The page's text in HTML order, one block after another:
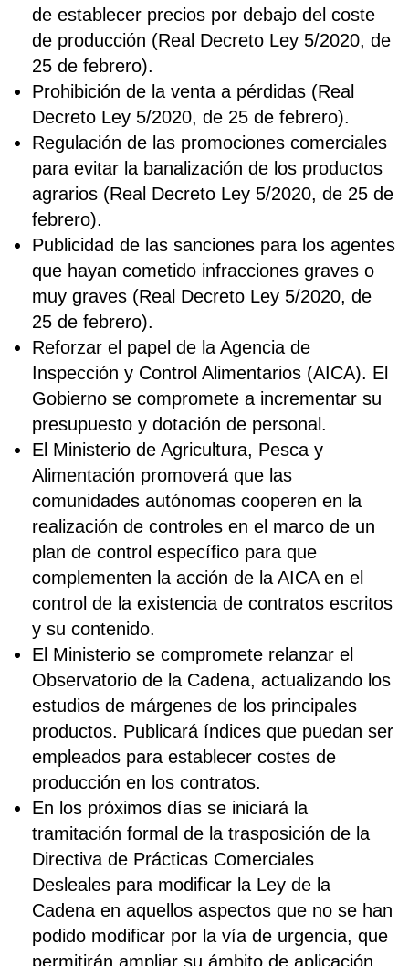
de establecer precios por debajo del coste
de producción (Real Decreto Ley 5/2020, de
25 de febrero).
Prohibición de la venta a pérdidas (Real
Decreto Ley 5/2020, de 25 de febrero).
Regulación de las promociones comerciales
para evitar la banalización de los productos
agrarios (Real Decreto Ley 5/2020, de 25 de
febrero).
Publicidad de las sanciones para los agentes
que hayan cometido infracciones graves o
muy graves (Real Decreto Ley 5/2020, de
25 de febrero).
Reforzar el papel de la Agencia de
Inspección y Control Alimentarios (AICA). El
Gobierno se compromete a incrementar su
presupuesto y dotación de personal.
El Ministerio de Agricultura, Pesca y
Alimentación promoverá que las
comunidades autónomas cooperen en la
realización de controles en el marco de un
plan de control específico para que
complementen la acción de la AICA en el
control de la existencia de contratos escritos
y su contenido.
El Ministerio se compromete relanzar el
Observatorio de la Cadena, actualizando los
estudios de márgenes de los principales
productos. Publicará índices que puedan ser
empleados para establecer costes de
producción en los contratos.
En los próximos días se iniciará la
tramitación formal de la trasposición de la
Directiva de Prácticas Comerciales
Desleales para modificar la Ley de la
Cadena en aquellos aspectos que no se han
podido modificar por la vía de urgencia, que
permitirán ampliar su ámbito de aplicación,